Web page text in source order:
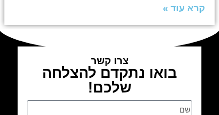
קרא עוד »
צרו קשר
בואו נתקדם להצלחה
שלכם!